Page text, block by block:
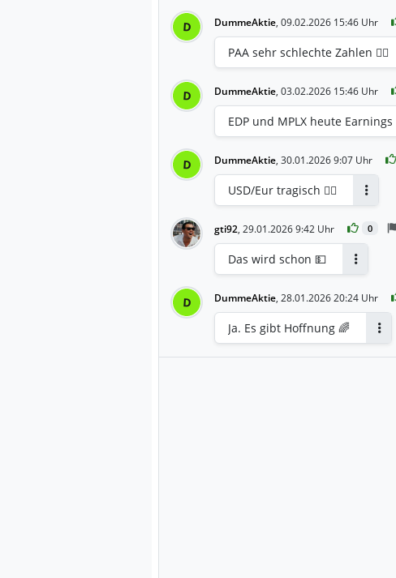
D DummeAktie, 09.02.2026 15:46 Uhr
PAA sehr schlechte Zahlen 🤦‍♀️
D DummeAktie, 03.02.2026 15:46 Uhr
EDP und MPLX heute Earnings
D DummeAktie, 30.01.2026 9:07 Uhr
USD/Eur tragisch 🤦‍♀️
gti92, 29.01.2026 9:42 Uhr 0
Das wird schon 💵
D DummeAktie, 28.01.2026 20:24 Uhr
Ja. Es gibt Hoffnung 🌈